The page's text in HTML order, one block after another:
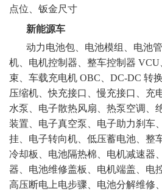
点位、钣金尺寸
新能源车
动力电池包、电池模组、电池
机、电机控制器、整车控制器
束、车载充电机 OBC、DC-DC 转
压缩机、快充接口、慢充接口、充
水泵、电子散热风扇、热泵空调、
装置、电子真空泵、电子助力刹车
挂、电子转向机、低压蓄电池、整
冷却板、电池隔热棉、电机减速器
器、电池维修盖板、电机端盖、电
高压断电上电步骤、电池分解维修